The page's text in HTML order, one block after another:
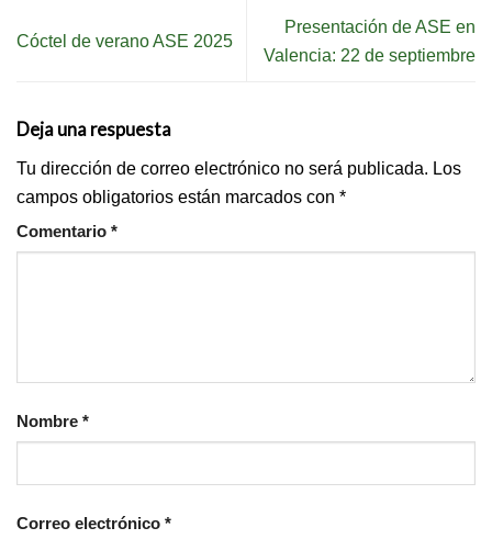
Cóctel de verano ASE 2025
Presentación de ASE en
Valencia: 22 de septiembre
Deja una respuesta
Tu dirección de correo electrónico no será publicada. Los
campos obligatorios están marcados con *
Comentario *
Nombre *
Correo electrónico *